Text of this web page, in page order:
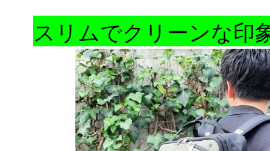
スリムでクリーンな印